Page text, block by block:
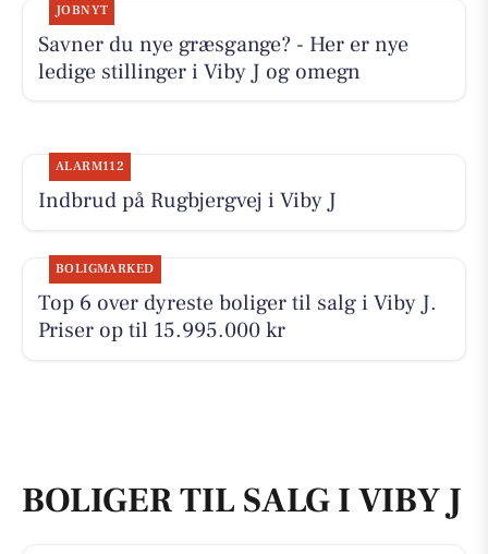
JOBNYT
Savner du nye græsgange? - Her er nye
ledige stillinger i Viby J og omegn
ALARM112
Indbrud på Rugbjergvej i Viby J
BOLIGMARKED
Top 6 over dyreste boliger til salg i Viby J.
Priser op til 15.995.000 kr
BOLIGER TIL SALG I VIBY J